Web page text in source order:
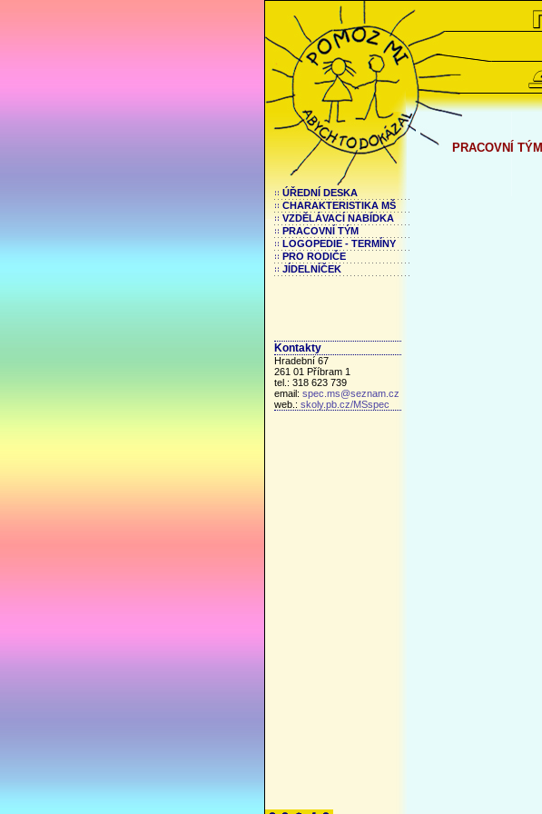
ÚŘEDNÍ DESKA
CHARAKTERISTIKA MŠ
VZDĚLÁVACÍ NABÍDKA
PRACOVNÍ TÝM
LOGOPEDIE - TERMÍNY
PRO RODIČE
JÍDELNÍČEK
Kontakty
Hradební 67
261 01 Příbram 1
tel.: 318 623 739
email: spec.ms@seznam.cz
web.: skoly.pb.cz/MSspec
PRACOVNÍ TÝM